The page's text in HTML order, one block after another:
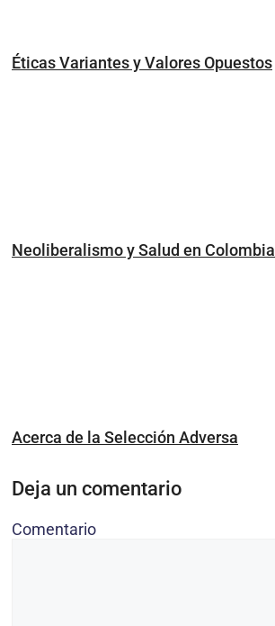
Éticas Variantes y Valores Opuestos
Neoliberalismo y Salud en Colombia
Acerca de la Selección Adversa
Deja un comentario
Comentario